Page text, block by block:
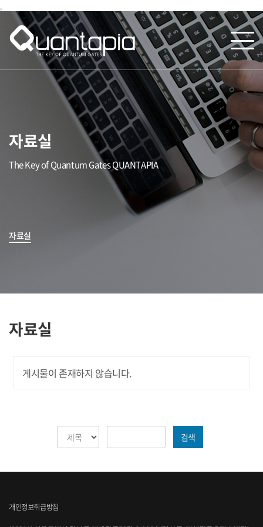
,
자료실
The Key of Quantum Gates QUANTAPIA
자료실
자료실
게시물이 존재하지 않습니다.
검색
개인정보취급방침